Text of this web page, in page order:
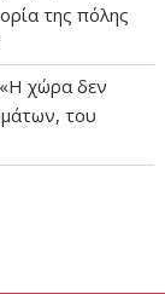
της πόλης
χώρα δεν
του